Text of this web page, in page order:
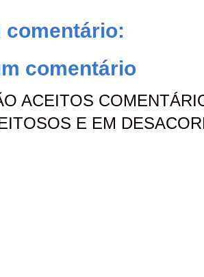
comentário:
comentário
ACEITOS
E EM